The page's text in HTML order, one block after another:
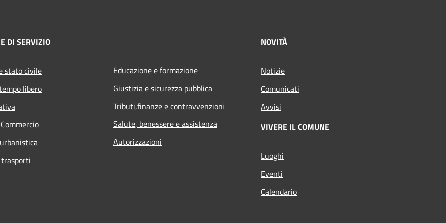
DI SERVIZIO
stato civile
libero
Educazione e formazione
Giustizia e sicurezza pubblica
Tributi,finanze e contravvenzioni
Salute, benessere e assistenza
Autorizzazioni
NOVITÀ
Notizie
Comunicati
Avvisi
VIVERE IL COMUNE
Luoghi
Eventi
Calendario